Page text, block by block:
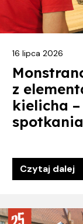
16 lipca 2026
z
kielicha
spotkania
Czytaj dalej